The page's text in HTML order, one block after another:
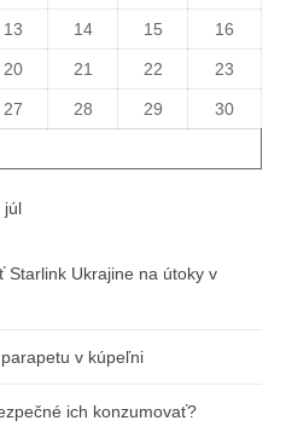
13 14 15 16
20 21 22 23
27 28 29 30
júl
Starlink Ukrajine na útoky v
v kúpeľni
ich konzumovať?